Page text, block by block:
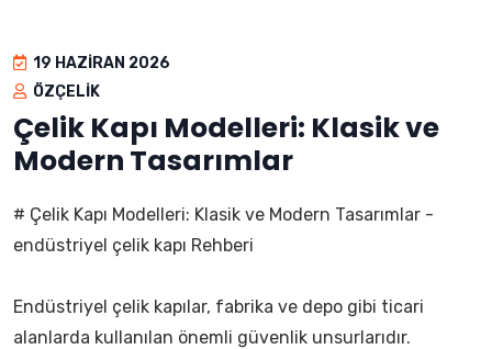
19 HAZIRAN 2026
ÖZÇELIK
Çelik Kapı Modelleri: Klasik ve
Modern Tasarımlar
# Çelik Kapı Modelleri: Klasik ve Modern Tasarımlar -
endüstriyel çelik kapı Rehberi
Endüstriyel çelik kapılar, fabrika ve depo gibi ticari
alanlarda kullanılan önemli güvenlik unsurlarıdır.